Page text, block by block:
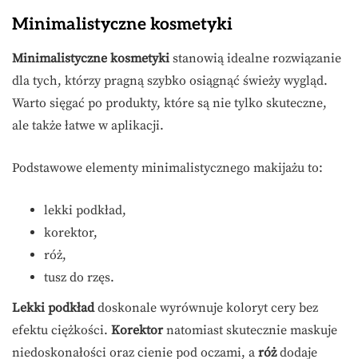
Minimalistyczne kosmetyki
Minimalistyczne kosmetyki stanowią idealne rozwiązanie
dla tych, którzy pragną szybko osiągnąć świeży wygląd.
Warto sięgać po produkty, które są nie tylko skuteczne,
ale także łatwe w aplikacji.
Podstawowe elementy minimalistycznego makijażu to:
lekki podkład,
korektor,
róż,
tusz do rzęs.
Lekki podkładdoskonale wyrównuje koloryt cery bez
efektu ciężkości. Korektornatomiast skutecznie maskuje
niedoskonałości oraz cienie pod oczami, a różdodaje